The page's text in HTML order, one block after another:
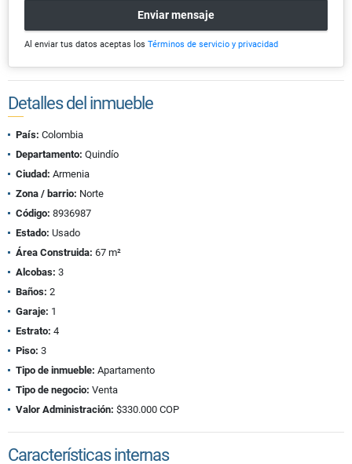
Enviar mensaje
Al enviar tus datos aceptas los Términos de servicio y privacidad
Detalles del inmueble
País: Colombia
Departamento: Quindío
Ciudad: Armenia
Zona / barrio: Norte
Código: 8936987
Estado: Usado
Área Construida: 67 m²
Alcobas: 3
Baños: 2
Garaje: 1
Estrato: 4
Piso: 3
Tipo de inmueble: Apartamento
Tipo de negocio: Venta
Valor Administración: $330.000 COP
Características internas